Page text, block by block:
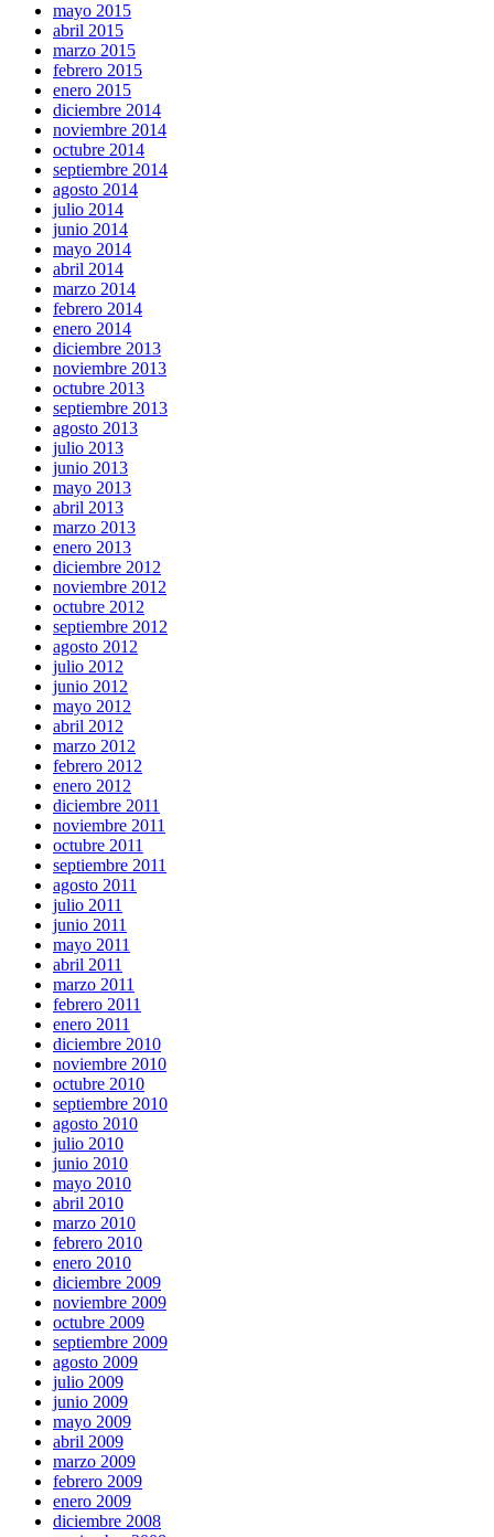
mayo 2015
abril 2015
marzo 2015
febrero 2015
enero 2015
diciembre 2014
noviembre 2014
octubre 2014
septiembre 2014
agosto 2014
julio 2014
junio 2014
mayo 2014
abril 2014
marzo 2014
febrero 2014
enero 2014
diciembre 2013
noviembre 2013
octubre 2013
septiembre 2013
agosto 2013
julio 2013
junio 2013
mayo 2013
abril 2013
marzo 2013
enero 2013
diciembre 2012
noviembre 2012
octubre 2012
septiembre 2012
agosto 2012
julio 2012
junio 2012
mayo 2012
abril 2012
marzo 2012
febrero 2012
enero 2012
diciembre 2011
noviembre 2011
octubre 2011
septiembre 2011
agosto 2011
julio 2011
junio 2011
mayo 2011
abril 2011
marzo 2011
febrero 2011
enero 2011
diciembre 2010
noviembre 2010
octubre 2010
septiembre 2010
agosto 2010
julio 2010
junio 2010
mayo 2010
abril 2010
marzo 2010
febrero 2010
enero 2010
diciembre 2009
noviembre 2009
octubre 2009
septiembre 2009
agosto 2009
julio 2009
junio 2009
mayo 2009
abril 2009
marzo 2009
febrero 2009
enero 2009
diciembre 2008